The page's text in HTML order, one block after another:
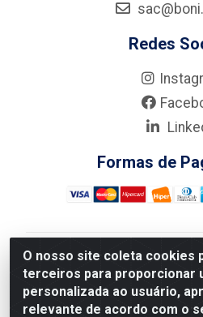
O nosso site coleta cookies
terceiros para proporcionar
personalizada ao usuário,
relevante de acordo com o
Redes
Formas de
Nova Boni Distribuidora de
- Rua Alice Tibiriçá, 330 -
Janeiro/RJ - CEP: 21.210-110 -
27